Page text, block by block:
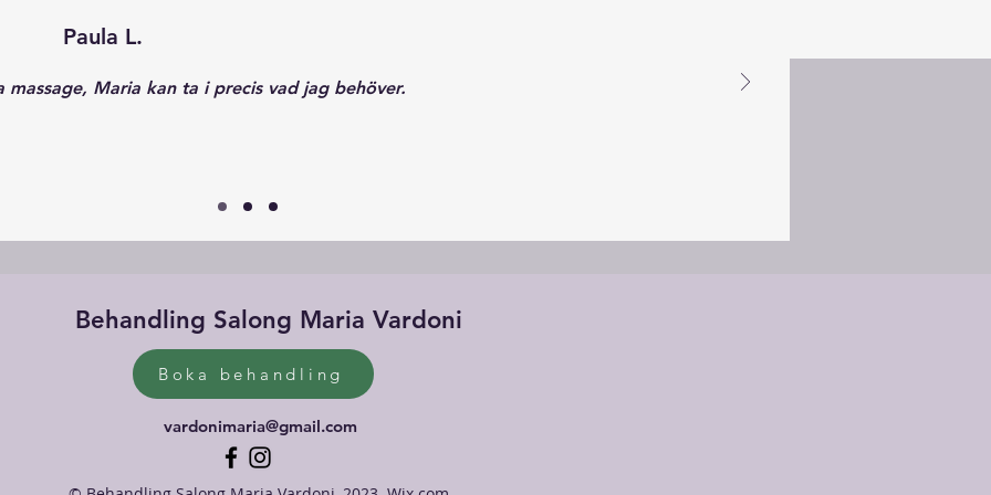
Paula L.
massage, Maria kan ta i precis vad jag behöver.
Behandling Salong Maria Vardoni
Boka behandling
vardonimaria@gmail.com